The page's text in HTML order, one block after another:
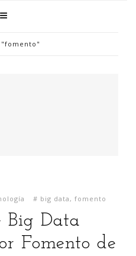
# big data , fomento
Big Data
Fomento de